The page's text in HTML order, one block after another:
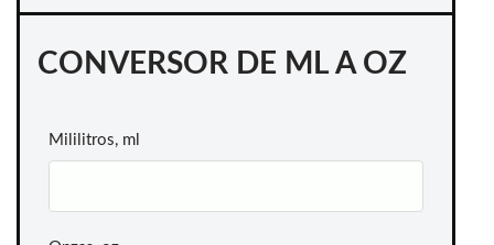
CONVERSOR DE ML A OZ
Mililitros, ml